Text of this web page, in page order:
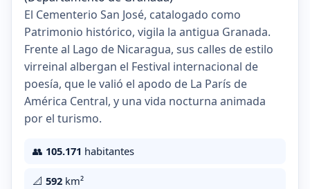
El Cementerio San José, catalogado como
Patrimonio histórico, vigila la antigua Granada.
Frente al Lago de Nicaragua, sus calles de estilo
virreinal albergan el Festival internacional de
poesía, que le valió el apodo de La París de
América Central, y una vida nocturna animada
por el turismo.
👥 105.171 habitantes
📐 592 km²